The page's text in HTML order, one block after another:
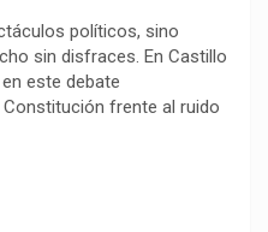
políticos, sino
sin disfraces. En Castillo
este debate
frente al ruido